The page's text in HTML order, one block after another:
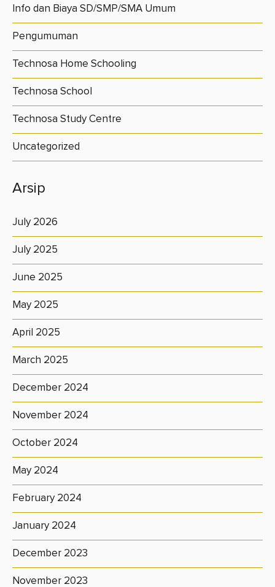
Info dan Biaya SD/SMP/SMA Umum
Pengumuman
Technosa Home Schooling
Technosa School
Technosa Study Centre
Uncategorized
Arsip
July 2026
July 2025
June 2025
May 2025
April 2025
March 2025
December 2024
November 2024
October 2024
May 2024
February 2024
January 2024
December 2023
November 2023